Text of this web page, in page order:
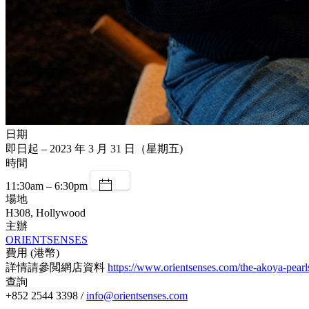
日期
即日起 – 2023 年 3 月 31 日（星期五)
時間
11:30am – 6:30pm
場地
H308, Hollywood
主辦
ORIENTSENSES
費用 (港幣)
詳情請參閲網店資料 https://www.orientsenses.com/the-akoya-
查詢
+852 2544 3398 /info@orientsenses.com